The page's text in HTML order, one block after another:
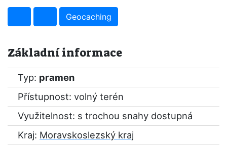
Geocaching
Základní informace
Typ: pramen
Přístupnost: volný terén
Využitelnost: s trochou snahy dostupná
Kraj: Moravskoslezský kraj